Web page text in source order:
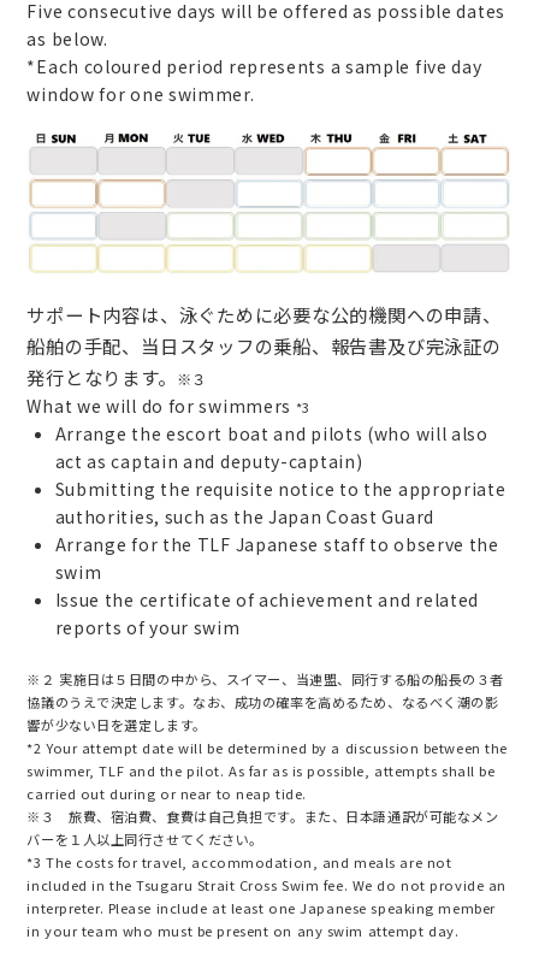
Five consecutive days will be offered as possible dates
as below.
*Each coloured period represents a sample five day
window for one swimmer.
サポート内容は、泳ぐために必要な公的機関への申請、
船舶の手配、当日スタッフの乗船、報告書及び完泳証の
発行となります。
※３
What we will do for swimmers *3
Arrange the escort boat and pilots (who will also
act as captain and deputy-captain)
Submitting the requisite notice to the appropriate
authorities, such as the Japan Coast Guard
Arrange for the TLF Japanese staff to observe the
swim
Issue the certificate of achievement and related
reports of your swim
※２ 実施日は５日間の中から、スイマー、当連盟、同行する船の船長の３者
協議のうえで決定します。なお、成功の確率を高めるため、なるべく潮の影
響が少ない日を選定します。
*2 Your attempt date will be determined by a discussion between the
swimmer, TLF and the pilot. As far as is possible, attempts shall be
carried out during or near to neap tide.
※３ 旅費、宿泊費、食費は自己負担です。また、日本語通訳が可能なメン
バーを１人以上同行させてください。
*3 The costs for travel, accommodation, and meals are not
included in the Tsugaru Strait Cross Swim fee. We do not provide an
interpreter. Please include at least one Japanese speaking member
in your team who must be present on any swim attempt day.